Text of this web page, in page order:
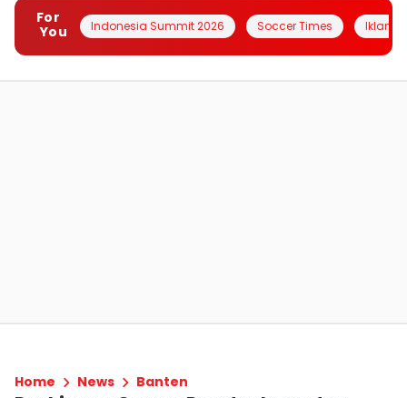
For
You
Indonesia Summit 2026 Soccer Times Iklanin
Home News Banten